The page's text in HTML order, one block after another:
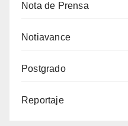
Nota de Prensa
Notiavance
Postgrado
Reportaje